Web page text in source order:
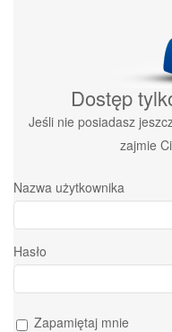
Dostęp
Jeśli nie posiadasz
zajmie
Nazwa użytkownika
Hasło
Zapamiętaj mnie